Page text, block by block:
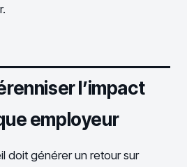
l’impact
employeur
doit générer un retour sur